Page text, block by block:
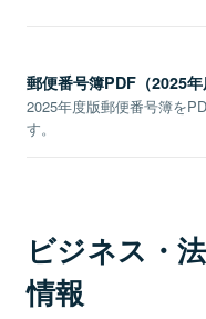
郵便番号簿PDF（2025年
2025年度版郵便番号簿を
す。
ビジネス・
情報